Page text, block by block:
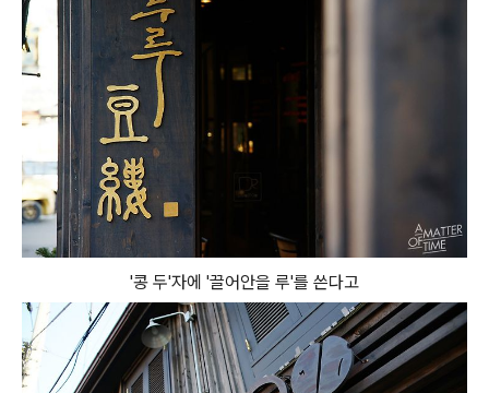
'콩 두'자에 '끌어안을 루'를 쓴다고